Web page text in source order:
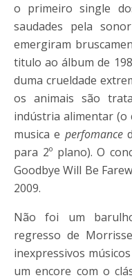
o primeiro single
saudades pela
emergiram
titulo ao álbum de
duma crueldade
os animais são
indústria alimentar (o
musica e perfomance
para 2º plano). O
Goodbye Will Be
2009.
Não foi um
regresso de
inexpressivos
um encore com o